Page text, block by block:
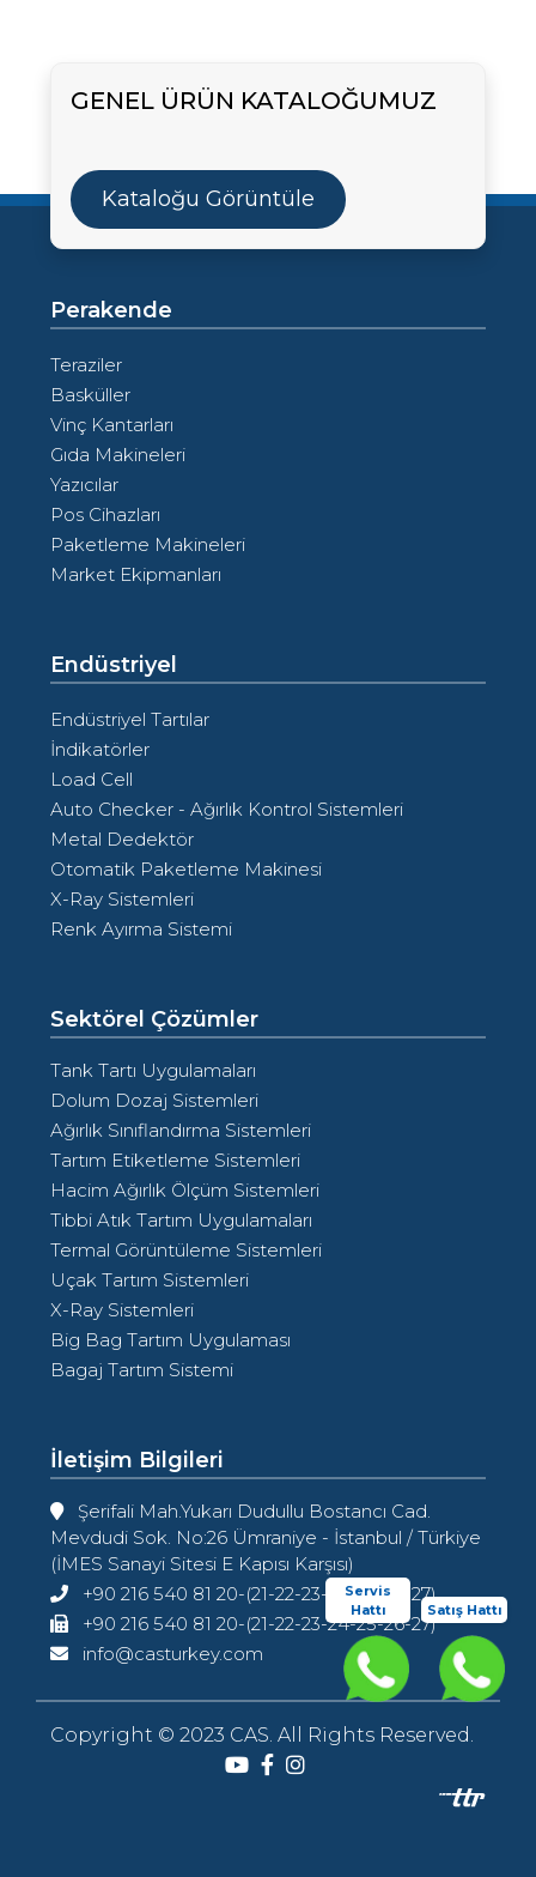
GENEL ÜRÜN KATALOĞUMUZ
Kataloğu Görüntüle
Perakende
Teraziler
Basküller
Vinç Kantarları
Gıda Makineleri
Yazıcılar
Pos Cihazları
Paketleme Makineleri
Market Ekipmanları
Endüstriyel
Endüstriyel Tartılar
İndikatörler
Load Cell
Auto Checker - Ağırlık Kontrol Sistemleri
Metal Dedektör
Otomatik Paketleme Makinesi
X-Ray Sistemleri
Renk Ayırma Sistemi
Sektörel Çözümler
Tank Tartı Uygulamaları
Dolum Dozaj Sistemleri
Ağırlık Sınıflandırma Sistemleri
Tartım Etiketleme Sistemleri
Hacim Ağırlık Ölçüm Sistemleri
Tıbbi Atık Tartım Uygulamaları
Termal Görüntüleme Sistemleri
Uçak Tartım Sistemleri
X-Ray Sistemleri
Big Bag Tartım Uygulaması
Bagaj Tartım Sistemi
İletişim Bilgileri
Şerifali Mah.Yukarı Dudullu Bostancı Cad.
Mevdudi Sok. No:26 Ümraniye - İstanbul / Türkiye
(İMES Sanayi Sitesi E Kapısı Karşısı)
+90 216 540 81 20-(21-22-23-24-25-26-27)
+90 216 540 81 20-(21-22-23-24-25-26-27)
info@casturkey.com
Copyright © 2023 CAS. All Rights Reserved.
Satış Hattı
Servis
Hattı